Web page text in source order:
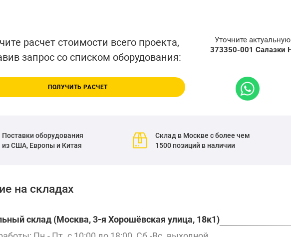
расчет стоимости всего проекта,
запрос со списком оборудования:
ПОЛУЧИТЬ РАСЧЕТ
Уточните
373350-001 Салазки
Поставки оборудования
из США, Европы и Китая
Склад в Москве с более чем
1500 позиций в наличии
на складах
склад (Москва, 3-я Хорошёвская улица, 18к1)